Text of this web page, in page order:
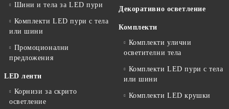
Шини и тела за LED пури
Комплекти LED пури с тела
или шини
Промоционални
предложения
LED ленти
Корнизи за скрито
осветление
Декоративно осветление
Комплекти
Комплекти улични
осветителни тела
Комплекти LED пури с тела
или шини
Комплекти LED крушки